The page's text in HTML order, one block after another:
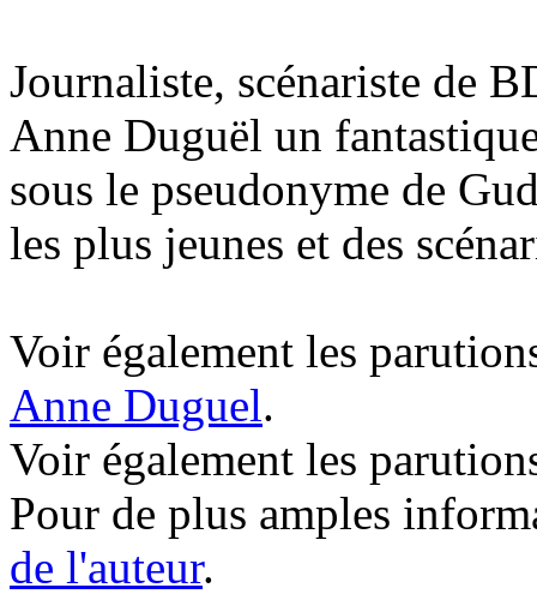
Journaliste, scénariste de
Anne Duguël un
sous le pseudonyme de
les plus jeunes et des
Voir également les
Anne Duguel.
Voir également les
Pour de plus amples
de l'auteur.